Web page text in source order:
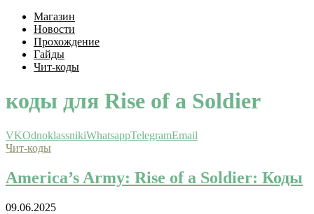
Магазин
Новости
Прохождение
Гайды
Чит-коды
коды для Rise of a Soldier
VKOdnoklassnikiWhatsappTelegramEmail
Чит-коды
America’s Army: Rise of a Soldier: Коды
09.06.2025